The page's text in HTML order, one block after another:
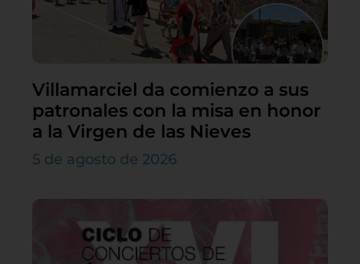
Villamarciel da comienzo a sus
patronales con la misa en honor
a la Virgen de las Nieves
5 de agosto de 2026